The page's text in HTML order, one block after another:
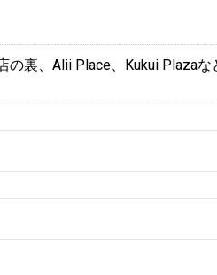
裏、Alii Place、Kukui Plazaな